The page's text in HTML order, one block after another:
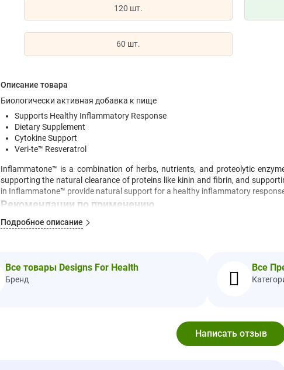
120 шт.
60 шт.
Описание товара
Биологически активная добавка к пище
Supports Healthy Inflammatory Response
Dietary Supplement
Cytokine Support
Veri-te™ Resveratrol
Inflammatone™ is a combination of herbs, nutrients, and proteolytic
supporting the natural clearance of proteins like kinin and fibrin, and
in Inflammatone™ provide natural support for a healthy inflammatory
Рекомендации по применению
Take 2 capsules per day between meals or as directed by your health-care
Manufactured in a GMP registered facility in the USA from US and globally
Does not contain GMOs.
Подробное описание
Все товары Designs For Health
Бренд
Все